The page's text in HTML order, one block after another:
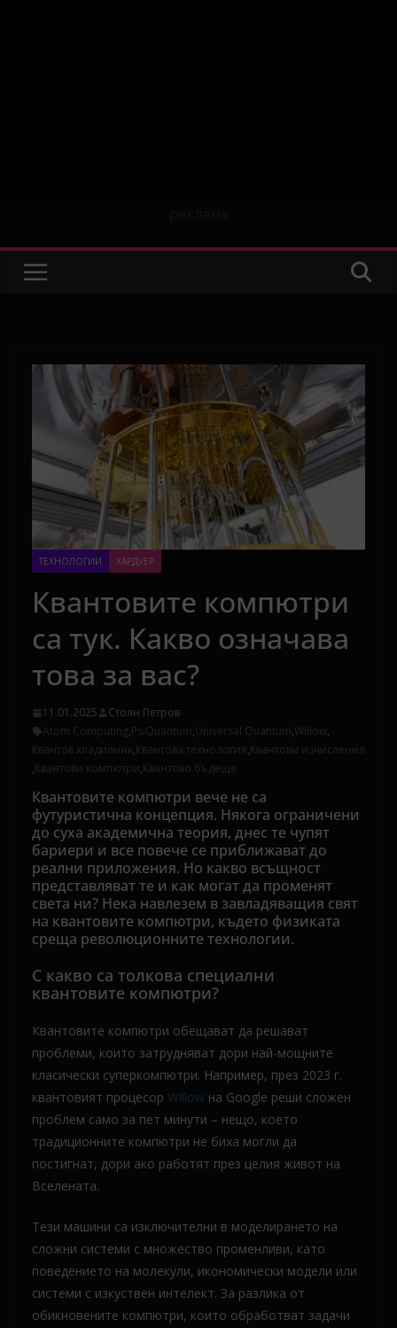
ТЕХНОЛОГИИ ХАРДУЕР
Квантовите компютри
са тук. Какво означава
това за вас?
11.01.2025
Стоян Петров
Atom Computing,PsiQuantum,Universal Quantum,Willow,
Квантов хладилник,Квантова технология,Квантови изчисления
,Квантови компютри,Квантово бъдеще
Квантовите компютри вече не са
футуристична концепция. Някога ограничени
до суха академична теория, днес те чупят
бариери и все повече се приближават до
реални приложения. Но какво всъщност
представляват те и как могат да променят
света ни? Нека навлезем в завладяващия свят
на квантовите компютри, където физиката
среща революционните технологии.
С какво са толкова специални
квантовите компютри?
Квантовите компютри обещават да решават
проблеми, които затрудняват дори най-мощните
класически суперкомпютри. Например, през 2023 г.
квантовият процесор Willow на Google реши сложен
проблем само за пет минути – нещо, което
традиционните компютри не биха могли да
постигнат, дори ако работят през целия живот на
Вселената.
Тези машини са изключителни в моделирането на
сложни системи с множество променливи, като
поведението на молекули, икономически модели или
системи с изкуствен интелект. За разлика от
обикновените компютри, които обработват задачи